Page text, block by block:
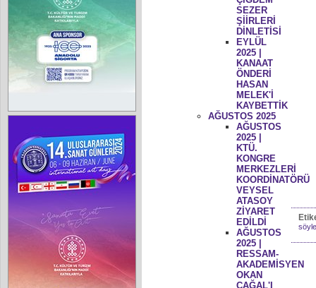
SEZER
ŞİİRLERİ
DİNLETİSİ
EYLÜL
2025 |
KANAAT
ÖNDERİ
HASAN
MELEK'İ
KAYBETTİK
AĞUSTOS 2025
AĞUSTOS
2025 |
KTÜ.
KONGRE
MERKEZLERİ
KOORDİNATÖRÜ
VEYSEL
ATASOY
ZİYARET
EDİLDİ
AĞUSTOS
2025 |
RESSAM-
AKADEMİSYEN
OKAN
ÇAĞAL'I